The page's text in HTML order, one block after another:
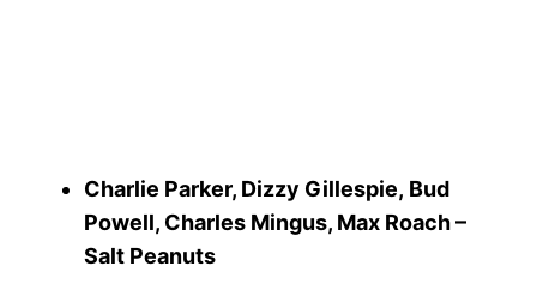
Charlie Parker, Dizzy Gillespie, Bud
Powell, Charles Mingus, Max Roach –
Salt Peanuts